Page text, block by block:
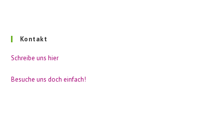
Kontakt
Schreibe uns hier
Besuche uns doch einfach!